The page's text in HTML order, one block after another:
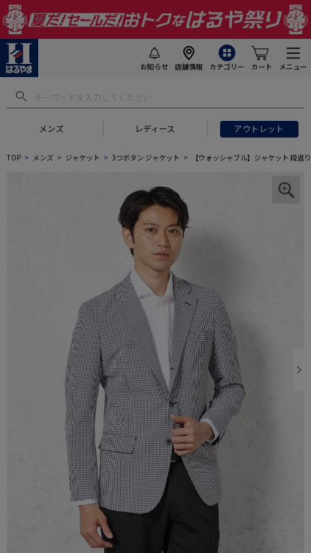
お知らせ 店舗情報 カテゴリー カート メニュー
メンズ レディース アウトレット
TOP メンズ ジャケット 3つボタン ジャケット 【ウォッシャブル】ジャケット 段